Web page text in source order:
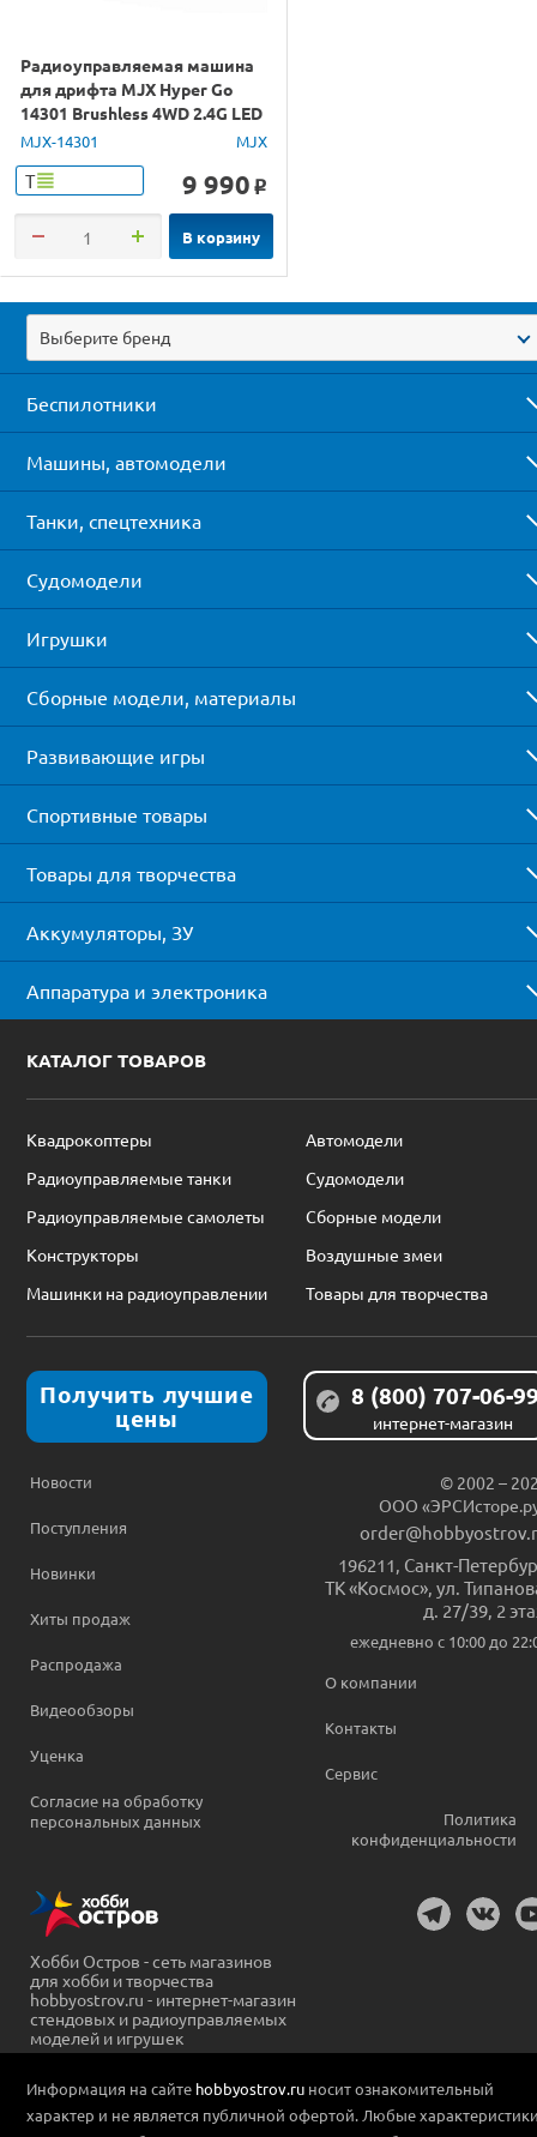
Радиоуправляемая машина
для дрифта MJX Hyper Go
14301 Brushless 4WD 2.4G LED
1/14 RTR
MJX-14301 MJX
Т 9 990 o
В корзину
Выберите бренд
Беспилотники
Машины, автомодели
Танки, спецтехника
Судомодели
Игрушки
Сборные модели, материалы
Развивающие игры
Спортивные товары
Товары для творчества
Аккумуляторы, ЗУ
Аппаратура и электроника
КАТАЛОГ ТОВАРОВ
Квадрокоптеры
Автомодели
Радиоуправляемые танки
Судомодели
Радиоуправляемые самолеты
Сборные модели
Конструкторы
Воздушные змеи
Машинки на радиоуправлении
Товары для творчества
Получить лучшие
цены
8 (800) 707-06-
интернет-магазин
Новости
Поступления
Новинки
Хиты продаж
Распродажа
Видеообзоры
Уценка
Согласие на обработку
персональных данных
© 2002 –
ООО
196211, Санкт-
ТК «Космос», ул.
д. 27/39, 2
ежедневно c 10:00 до
О компании
Контакты
Сервис
Политика
конфиденциальности
Хобби Остров - сеть магазинов
для хобби и творчества
hobbyostrov.ru - интернет-магазин
стендовых и радиоуправляемых
моделей и игрушек
Информация на сайте hobbyostrov.ru носит ознакомительный
характер и не является публичной офертой. Любые